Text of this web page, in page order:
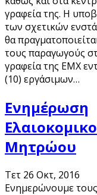
γραφεία της. Η
των σχετικών
θα
τους παραγωγούς
γραφεία της ΕΜΧ
(10) εργάσιμων…
Ενημέρωση
Μητρώου
Τετ 26 Οκτ, 2016
Ενημερώνουμε τους